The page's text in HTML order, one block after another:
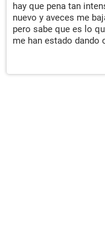
hay que pena tan
nuevo y aveces me
pero sabe que es lo
me han estado